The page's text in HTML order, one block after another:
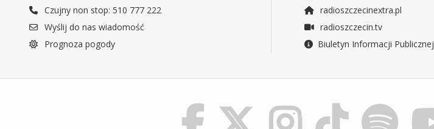
Czujny non stop: 510 777 222
Wyślij do nas wiadomość
Prognoza pogody
radioszczecinextra.pl
radioszczecin.tv
Biuletyn Informacji Publicznej